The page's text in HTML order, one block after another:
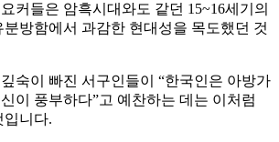
커들은 암흑시대와도 같던 15~16세기의
방함에서 과감한 현대성을 목도했던 것
숙이 빠진 서구인들이 “한국인은 아방가
신이 풍부하다”고 예찬하는 데는 이처럼
입니다.